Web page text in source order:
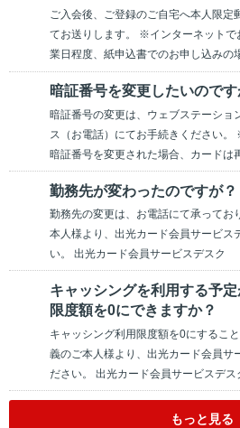
ご入会後、ご登録のご自宅へ本人限定
てお送りします。 ※インターネットで
業日程度、紙申込書でのお申し込みの
暗証番号を変更したいのです
暗証番号の変更は、ウェブステーショ
ス（お電話）にてお手続きください
暗証番号を変更された場合、カードは
勤務先が変わったのですが？
勤務先の変更は、お電話にて承ってお
本人様より、出光カード会員サービス
い。 出光カード会員サービスデスク
キャッシングを利用する予
限度額を0にできますか？
キャッシング利用限度額を0にするこ
義のご本人様より、出光カード会員サ
ださい。 出光カード会員サービスデス
もっと見る